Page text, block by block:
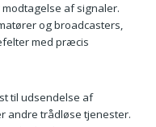
af signaler.
og broadcasters,
med præcis
til udsendelse af
andre trådløse tjenester.